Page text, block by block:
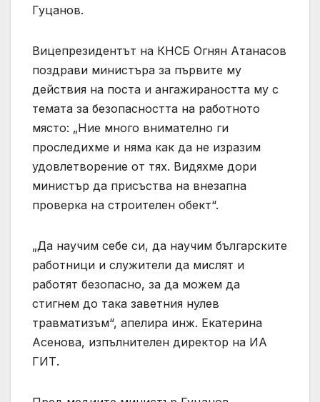
Гуцанов.
Вицепрезидентът на КНСБ Огнян Атанасов
поздрави министъра за първите му
действия на поста и ангажираността му с
темата за безопасността на работното
място: „Ние много внимателно ги
проследихме и няма как да не изразим
удовлетворение от тях. Видяхме дори
министър да присъства на внезапна
проверка на строителен обект“.
„Да научим себе си, да научим българските
работници и служители да мислят и
работят безопасно, за да можем да
стигнем до така заветния нулев
травматизъм“, апелира инж. Екатерина
Асенова, изпълнителен директор на ИА
ГИТ.